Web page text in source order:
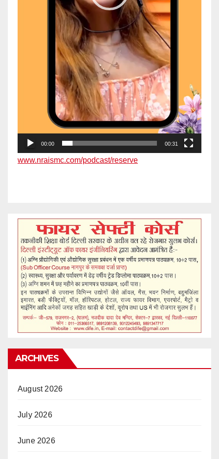
00:00 00:31
www.nraismc.com/podcast/reserve
ARCHIVES
August 2026
July 2026
June 2026